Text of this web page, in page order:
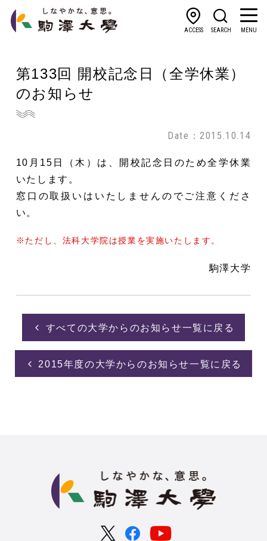
ACCESS SEARCH MENU
第133回 開校記念日（全学休業）
のお知らせ
Date：2015.10.14
10月15日（木）は、開校記念日のため全学休業
いたします。
窓口の取扱いはいたしませんのでご注意くださ
い。
※ただし、法科大学院は授業を実施いたします。
駒澤大学
すべての大学からのお知らせ一覧に戻る
2015年度の大学からのお知らせ一覧に戻る